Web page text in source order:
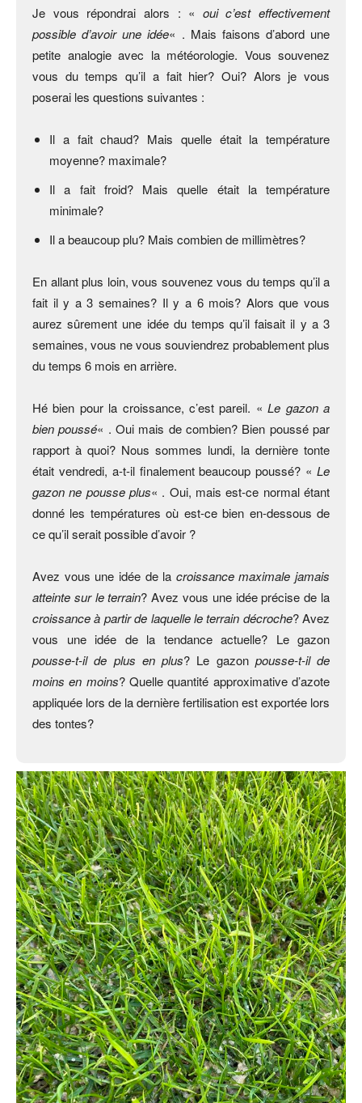
Je vous répondrai alors : « oui c’est effectivement
possible d’avoir une idée« . Mais faisons d’abord une
petite analogie avec la météorologie. Vous souvenez
vous du temps qu’il a fait hier? Oui? Alors je vous
poserai les questions suivantes :
Il a fait chaud? Mais quelle était la température
moyenne? maximale?
Il a fait froid? Mais quelle était la température
minimale?
Il a beaucoup plu? Mais combien de millimètres?
En allant plus loin, vous souvenez vous du temps qu’il a
fait il y a 3 semaines? Il y a 6 mois? Alors que vous
aurez sûrement une idée du temps qu’il faisait il y a 3
semaines, vous ne vous souviendrez probablement plus
du temps 6 mois en arrière.
Hé bien pour la croissance, c’est pareil. «Le gazon a
bien poussé« . Oui mais de combien? Bien poussé par
rapport à quoi? Nous sommes lundi, la dernière tonte
était vendredi, a-t-il finalement beaucoup poussé? « Le
gazon ne pousse plus« . Oui, mais est-ce normal étant
donné les températures où est-ce bien en-dessous de
ce qu’il serait possible d’avoir ?
Avez vous une idée de la croissance maximale jamais
atteinte sur le terrain? Avez vous une idée précise de la
croissance à partir de laquelle le terrain décroche? Avez
vous une idée de la tendance actuelle? Le gazon
pousse-t-il de plus en plus? Le gazon pousse-t-il de
moins en moins? Quelle quantité approximative d’azote
appliquée lors de la dernière fertilisation est exportée lors
des tontes?